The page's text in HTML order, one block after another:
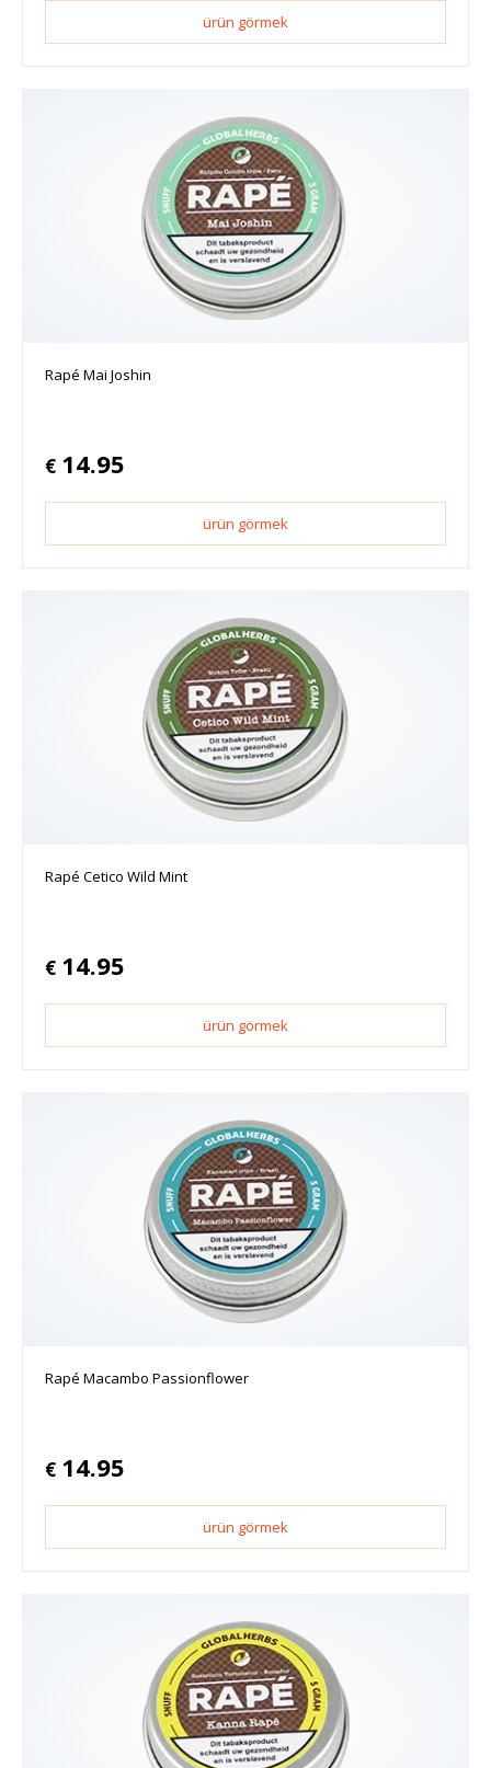
ürün görmek
Rapé Mai Joshin
€ 14.95
ürün görmek
Rapé Cetico Wild Mint
€ 14.95
ürün görmek
Rapé Macambo Passionflower
€ 14.95
ürün görmek